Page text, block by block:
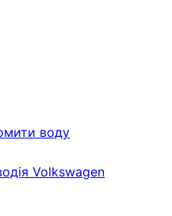
воду
Volkswagen